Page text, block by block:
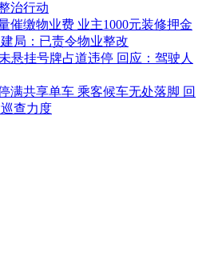
治行动
催缴物业费 业主1000元装修押金
局：已责令物业整改
悬挂号牌占道违停 回应：驾驶人
满共享单车 乘客候车无处落脚 回
查力度